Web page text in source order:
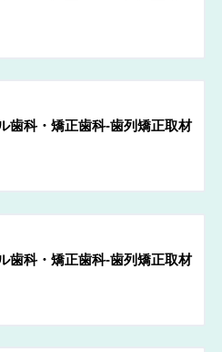
歯科・矯正歯科-歯列矯正取材
歯科・矯正歯科-歯列矯正取材